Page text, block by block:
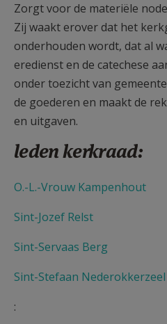
MIJN PAROCHIE
AANMELDEN OF
Zorgt voor de materiële
Zij waakt erover dat het
onderhouden wordt, dat al
eredienst en de catechese
onder toezicht van
de goederen en maakt de
en uitgaven.
leden kerkraad:
O.-L.-Vrouw Kampenhout
Sint-Jozef Relst
Sint-Servaas Berg
Sint-Stefaan Nederokkerzeel
: